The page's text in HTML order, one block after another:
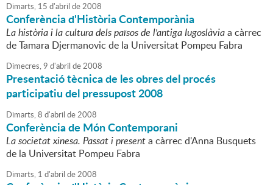
Dimarts, 15 d'abril de2008
Conferència d'Història Contemporània
La història i la cultura dels països de l'antiga Iugoslàviaa càrrec
de Tamara Djermanovic de la Universitat Pompeu Fabra
Dimecres,9 d'abril de2008
Presentació tècnica de les obres del procés
participatiu del pressupost 2008
Dimarts,8 d'abril de2008
Conferència de Món Contemporani
La societat xinesa. Passat i presenta càrrec d'Anna Busquets
de la Universitat Pompeu Fabra
Dimarts, 1 d'abril de2008